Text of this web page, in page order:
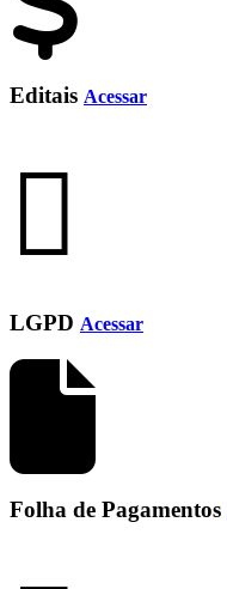
Editais Acessar
LGPD Acessar
Folha de Pagamentos